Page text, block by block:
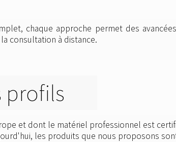
consultation à distance.
profils
et dont le matériel professionnel est
les produits que nous proposons